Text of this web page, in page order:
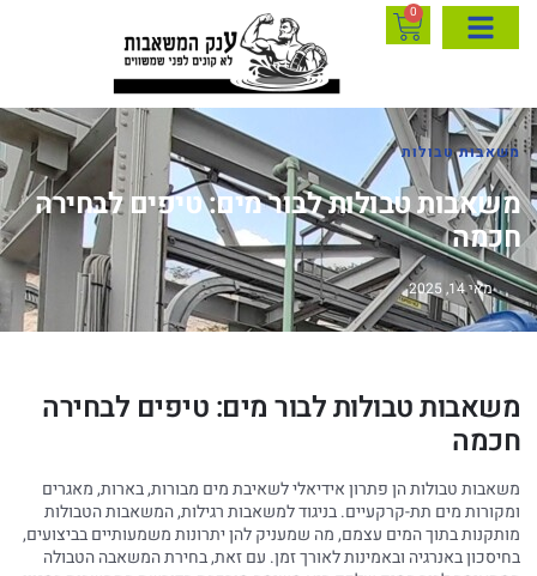
0
משאבות טבולות
משאבות טבולות לבור מים: טיפים לבחירה
חכמה
מאי 14, 2025
משאבות טבולות לבור מים: טיפים לבחירה
חכמה
משאבות טבולות הן פתרון אידיאלי לשאיבת מים מבורות, בארות, מאגרים
ומקורות מים תת-קרקעיים. בניגוד למשאבות רגילות, המשאבות הטבולות
מותקנות בתוך המים עצמם, מה שמעניק להן יתרונות משמעותיים בביצועים,
בחיסכון באנרגיה ובאמינות לאורך זמן. עם זאת, בחירת המשאבה הטבולה